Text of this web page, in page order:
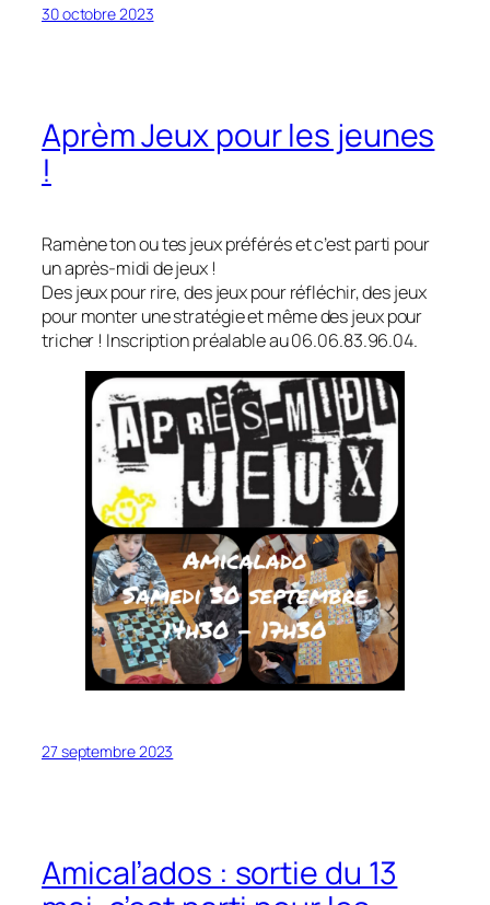
30 octobre 2023
Aprèm Jeux pour les jeunes
!
Ramène ton ou tes jeux préférés et c’est parti pour
un après-midi de jeux !
Des jeux pour rire, des jeux pour réfléchir, des jeux
pour monter une stratégie et même des jeux pour
tricher ! Inscription préalable au 06.06.83.96.04.
27 septembre 2023
Amical’ados : sortie du 13